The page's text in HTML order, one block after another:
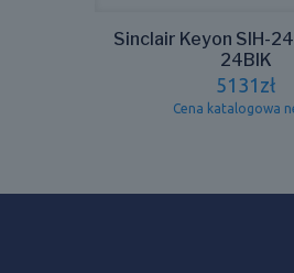
Sinclair Keyon SIH-
24BIK
5131 zł
Cena katalogowa